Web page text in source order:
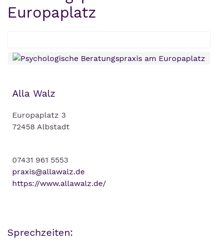
Europaplatz
Alla Walz
Europaplatz 3
72458 Albstadt
07431 961 5553
praxis@allawalz.de
https://www.allawalz.de/
Sprechzeiten: